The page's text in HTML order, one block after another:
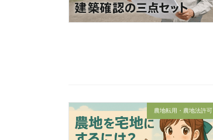
農地転用・農地法許可